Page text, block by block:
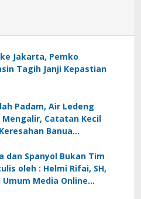
Jakarta, Pemko
Tagih Janji Kepastian
Padam, Air Ledeng
Catatan Kecil
Banua
Oleh : Helmi
dan Spanyol Bukan Tim
oleh : Helmi Rifai, SH,
Umum Media Online